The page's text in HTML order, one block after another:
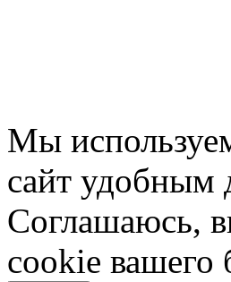
Мы
сайт удобным
Соглашаюсь,
cookie вашего